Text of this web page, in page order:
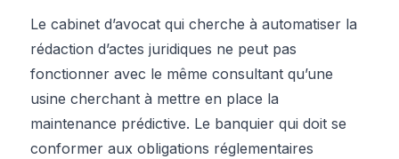
Le cabinet d’avocat qui cherche à automatiser la
rédaction d’actes juridiques ne peut pas
fonctionner avec le même consultant qu’une
usine cherchant à mettre en place la
maintenance prédictive. Le banquier qui doit se
conformer aux obligations réglementaires